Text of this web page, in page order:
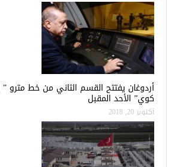
أردوغان يفتتح القسم الثاني من خط مترو
كوي” الأحد المقبل
أكتوبر 20, 2018